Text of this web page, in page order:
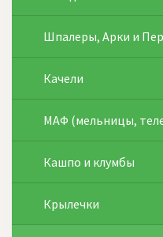
Шпалеры, Арки и
Качели
МАФ (мельницы,
Кашпо и клумбы
Крылечки